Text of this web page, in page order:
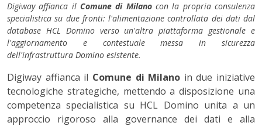
Digiway affianca il Comune di Milanocon la propria consulenza
specialistica su due fronti: l'alimentazione controllata dei dati dal
database HCL Domino verso un'altra piattaforma gestionale e
l'aggiornamento e contestuale messa in sicurezza
dell'infrastruttura Domino esistente.
Digiway affianca il Comune di Milano in due iniziative
tecnologiche strategiche, mettendo a disposizione una
competenza specialistica su HCL Domino unita a un
approccio rigoroso alla governance dei dati e alla